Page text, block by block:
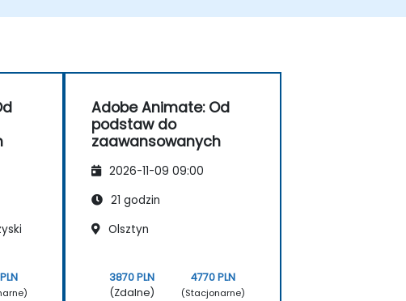
Adobe Animate: Od
podstaw do
zaawansowanych
2026-11-09 09:00
21 godzin
Olsztyn
3870 PLN
(Zdalne)
4770 PLN
(Stacjonarne)